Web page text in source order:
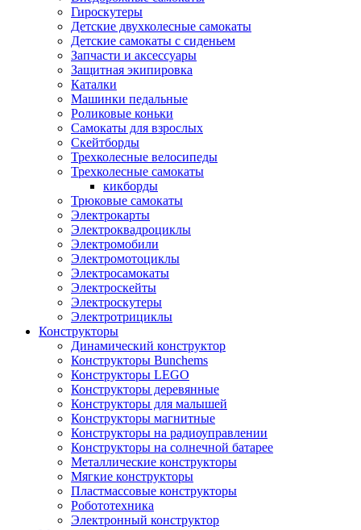
Гироскутеры
Детские двухколесные самокаты
Детские самокаты с сиденьем
Запчасти и аксессуары
Защитная экипировка
Каталки
Машинки педальные
Роликовые коньки
Самокаты для взрослых
Скейтборды
Трехколесные велосипеды
Трехколесные самокаты
кикборды
Трюковые самокаты
Электрокарты
Электроквадроциклы
Электромобили
Электромотоциклы
Электросамокаты
Электроскейты
Электроскутеры
Электротрициклы
Конструкторы
Динамический конструктор
Конструкторы Bunchems
Конструкторы LEGO
Конструкторы деревянные
Конструкторы для малышей
Конструкторы магнитные
Конструкторы на радиоуправлении
Конструкторы на солнечной батарее
Металлические конструкторы
Мягкие конструкторы
Пластмассовые конструкторы
Робототехника
Электронный конструктор